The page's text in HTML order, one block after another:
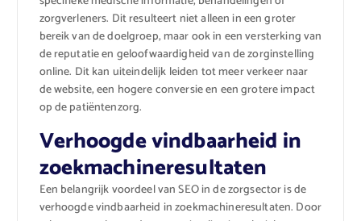
zorgverleners. Dit resulteert niet alleen in een groter
bereik van de doelgroep, maar ook in een versterking van
de reputatie en geloofwaardigheid van de zorginstelling
online. Dit kan uiteindelijk leiden tot meer verkeer naar
de website, een hogere conversie en een grotere impact
op de patiëntenzorg.
Verhoogde vindbaarheid in
zoekmachineresultaten
Een belangrijk voordeel van SEO in de zorgsector is de
verhoogde vindbaarheid in zoekmachineresultaten. Door